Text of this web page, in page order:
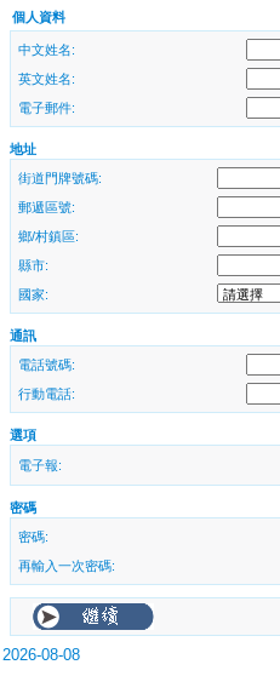
個人資料
中文姓名:
英文姓名:
電子郵件:
地址
街道門牌號碼:
郵遞區號:
鄉/村鎮區:
縣市:
國家:
通訊
電話號碼:
行動電話:
選項
電子報:
密碼
密碼:
再輸入一次密碼:
2026-08-08